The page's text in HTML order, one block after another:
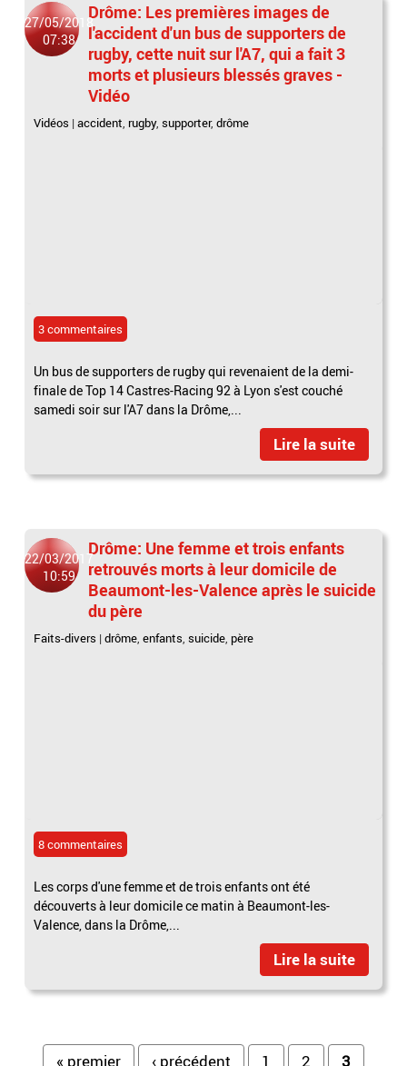
27/05/2018
07:38
Drôme: Les premières images de
l'accident d'un bus de supporters de
rugby, cette nuit sur l'A7, qui a fait 3
morts et plusieurs blessés graves -
Vidéo
Vidéos |accident, rugby,supporter,drôme
3 commentaires
Un bus de supporters de rugby qui revenaient de la demi-
finale de Top 14 Castres-Racing 92 à Lyon s'est couché
samedi soir sur l'A7 dans la Drôme,...
Lire la suite
22/03/2017
10:59
Drôme: Une femme et trois enfants
retrouvés morts à leur domicile de
Beaumont-les-Valence après le suicide
du père
Faits-divers |drôme,enfants,suicide, père
8 commentaires
Les corps d'une femme et de trois enfants ont été
découverts à leur domicile ce matin à Beaumont-les-
Valence, dans la Drôme,...
Lire la suite
« premier ‹ précédent 1 2 3